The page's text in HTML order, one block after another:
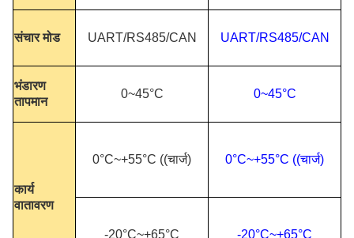
संचार मोड UART/RS485/CAN UART/RS485/CAN
भंडारण
तापमान
0~45°C 0~45°C
कार्य
वातावरण
0°C~+55°C ((चार्ज) 0°C~+55°C ((चार्ज)
-20°C~+65°C -20°C~+65°C